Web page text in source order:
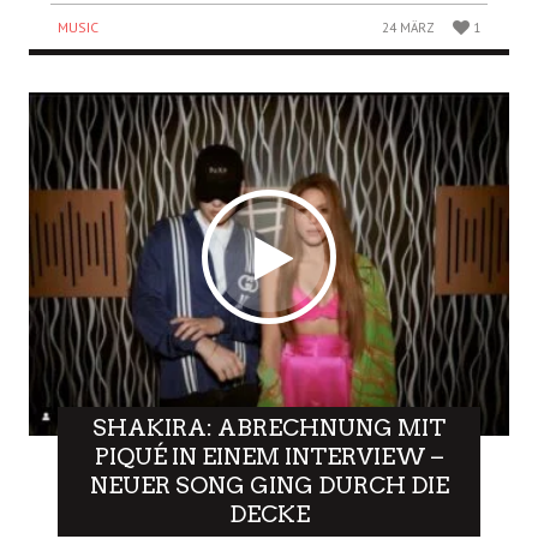
MUSIC 24 MÄRZ 1
SHAKIRA: ABRECHNUNG MIT
PIQUÉ IN EINEM INTERVIEW –
NEUER SONG GING DURCH DIE
DECKE